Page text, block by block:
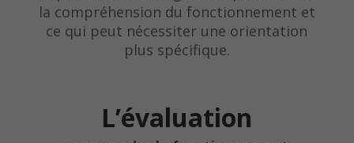
la compréhension du fonctionnement et
ce qui peut nécessiter une orientation
plus spécifique.
L’évaluation